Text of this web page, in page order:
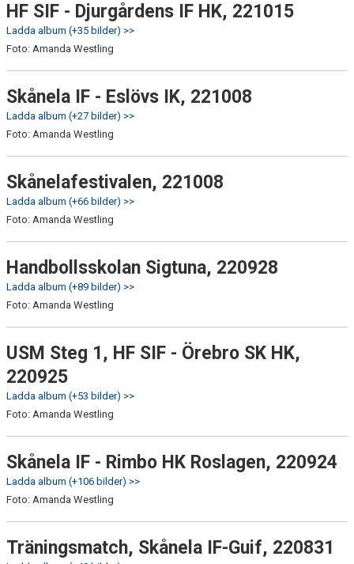
HF SIF - Djurgårdens IF HK, 221015
Ladda album (+35 bilder) >>
Foto: Amanda Westling
Skånela IF - Eslövs IK, 221008
Ladda album (+27 bilder) >>
Foto: Amanda Westling
Skånelafestivalen, 221008
Ladda album (+66 bilder) >>
Foto: Amanda Westling
Handbollsskolan Sigtuna, 220928
Ladda album (+89 bilder) >>
Foto: Amanda Westling
USM Steg 1, HF SIF - Örebro SK HK,
220925
Ladda album (+53 bilder) >>
Foto: Amanda Westling
Skånela IF - Rimbo HK Roslagen, 220924
Ladda album (+106 bilder) >>
Foto: Amanda Westling
Träningsmatch, Skånela IF-Guif, 220831